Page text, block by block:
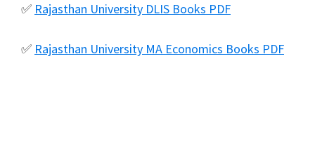
✅ Rajasthan University DLIS Books PDF
✅ Rajasthan University MA Economics Books PDF